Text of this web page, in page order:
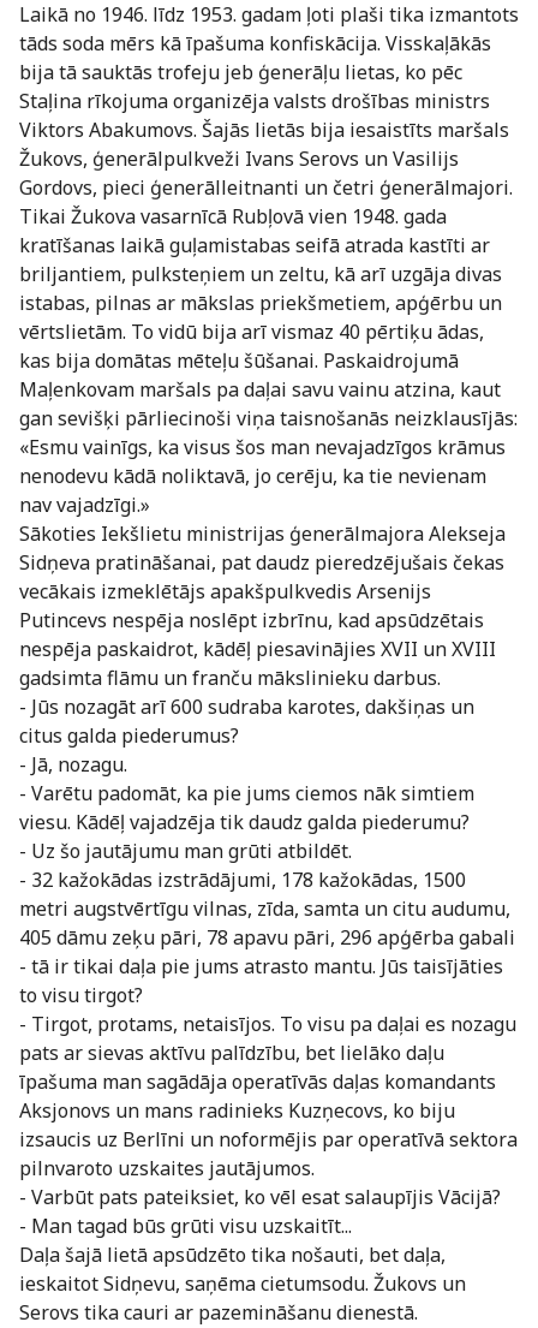
Laikā no 1946. līdz 1953. gadam ļoti plaši tika izmantots
tāds soda mērs kā īpašuma konfiskācija. Visskaļākās
bija tā sauktās trofeju jeb ģenerāļu lietas, ko pēc
Staļina rīkojuma organizēja valsts drošības ministrs
Viktors Abakumovs. Šajās lietās bija iesaistīts maršals
Žukovs, ģenerālpulkveži Ivans Serovs un Vasilijs
Gordovs, pieci ģenerālleitnanti un četri ģenerālmajori.
Tikai Žukova vasarnīcā Rubļovā vien 1948. gada
kratīšanas laikā guļamistabas seifā atrada kastīti ar
briljantiem, pulksteņiem un zeltu, kā arī uzgāja divas
istabas, pilnas ar mākslas priekšmetiem, apģērbu un
vērtslietām. To vidū bija arī vismaz 40 pērtiķu ādas,
kas bija domātas mēteļu šūšanai. Paskaidrojumā
Maļenkovam maršals pa daļai savu vainu atzina, kaut
gan sevišķi pārliecinoši viņa taisnošanās neizklausījās:
«Esmu vainīgs, ka visus šos man nevajadzīgos krāmus
nenodevu kādā noliktavā, jo cerēju, ka tie nevienam
nav vajadzīgi.»
Sākoties Iekšlietu ministrijas ģenerālmajora Alekseja
Sidņeva pratināšanai, pat daudz pieredzējušais čekas
vecākais izmeklētājs apakšpulkvedis Arsenijs
Putincevs nespēja noslēpt izbrīnu, kad apsūdzētais
nespēja paskaidrot, kādēļ piesavinājies XVII un XVIII
gadsimta flāmu un franču mākslinieku darbus.
- Jūs nozagāt arī 600 sudraba karotes, dakšiņas un
citus galda piederumus?
- Jā, nozagu.
- Varētu padomāt, ka pie jums ciemos nāk simtiem
viesu. Kādēļ vajadzēja tik daudz galda piederumu?
- Uz šo jautājumu man grūti atbildēt.
- 32 kažokādas izstrādājumi, 178 kažokādas, 1500
metri augstvērtīgu vilnas, zīda, samta un citu audumu,
405 dāmu zeķu pāri, 78 apavu pāri, 296 apģērba gabali
- tā ir tikai daļa pie jums atrasto mantu. Jūs taisījāties
to visu tirgot?
- Tirgot, protams, netaisījos. To visu pa daļai es nozagu
pats ar sievas aktīvu palīdzību, bet lielāko daļu
īpašuma man sagādāja operatīvās daļas komandants
Aksjonovs un mans radinieks Kuzņecovs, ko biju
izsaucis uz Berlīni un noformējis par operatīvā sektora
pilnvaroto uzskaites jautājumos.
- Varbūt pats pateiksiet, ko vēl esat salaupījis Vācijā?
- Man tagad būs grūti visu uzskaitīt...
Daļa šajā lietā apsūdzēto tika nošauti, bet daļa,
ieskaitot Sidņevu, saņēma cietumsodu. Žukovs un
Serovs tika cauri ar pazemināšanu dienestā.